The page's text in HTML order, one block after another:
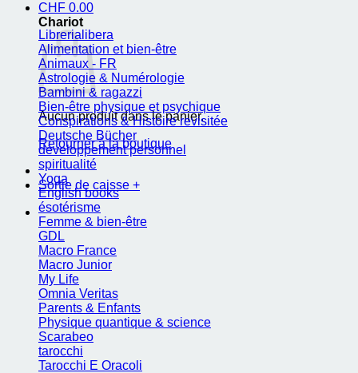
CHF 0.00
Chariot
Aucun produit dans le panier.
Retourner à la boutique
Sortie de caisse +
Librerialibera
Alimentation et bien-être
Animaux - FR
Astrologie & Numérologie
Bambini & ragazzi
Bien-être physique et psychique
Conspirations & Histoire revisitée
Deutsche Bücher
développement personnel
spiritualité
Yoga
English books
ésotérisme
Femme & bien-être
GDL
Macro France
Macro Junior
My Life
Omnia Veritas
Parents & Enfants
Physique quantique & science
Scarabeo
tarocchi
Tarocchi E Oracoli